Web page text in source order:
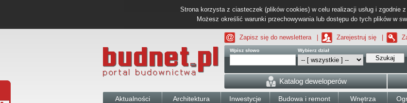
Strona korzysta z ciasteczek (plików cookies) w celu realizacji usług i zgodnie z
Możesz określić warunki przechowywania lub dostępu do tych plików w
Zapisz się do newslettera Zarejestruj się
Wpisz słowo Wybierz dział
Szukaj
Katalog deweloperów
Aktualności Architektura Inwestycje Budowa i remont Wnętrza